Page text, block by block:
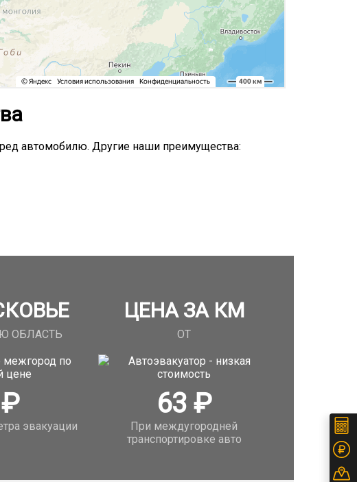
автомобилю. Другие наши преимущества:
ОБЛАСТЬ
эвакуации
ЦЕНА ЗА КМ
ОТ
63₽
При междугородней
транспортировке авто